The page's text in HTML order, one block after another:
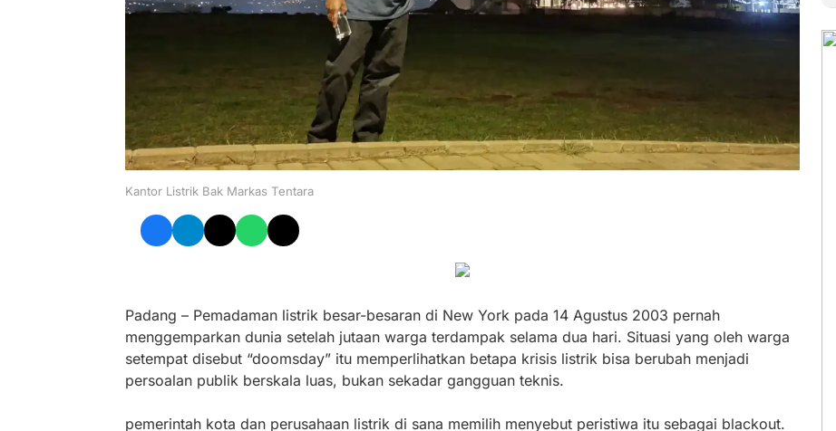
Kantor Listrik Bak Markas Tentara
Padang – Pemadaman listrik besar-besaran di New York pada 14 Agustus 2003 pernah
menggemparkan dunia setelah jutaan warga terdampak selama dua hari. Situasi yang oleh warga
setempat disebut “doomsday” itu memperlihatkan betapa krisis listrik bisa berubah menjadi
persoalan publik berskala luas, bukan sekadar gangguan teknis.
pemerintah kota dan perusahaan listrik di sana memilih menyebut peristiwa itu sebagai blackout.